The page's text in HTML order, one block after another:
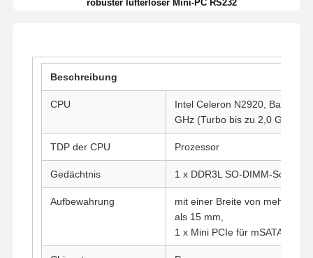
robuster lüfterloser Mini-PC RS232
Beschreibung
CPU
Intel Celeron N2920, Bay
GHz (Turbo bis zu 2,0 GHz),
TDP der CPU Prozessor
Gedächtnis 1 x DDR3L SO-DIMM-Socket
Aufbewahrung
mit einer Breite von mehr als
als 15 mm,
1 x Mini PCIe für mSATA SSD